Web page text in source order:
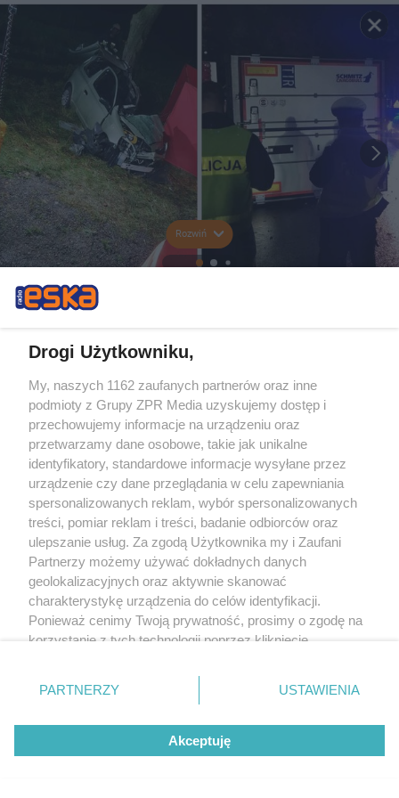
Rozwiń
Drogi Użytkowniku,
My, naszych 1162 zaufanych partnerów oraz inne
podmioty z Grupy ZPR Media uzyskujemy dostęp i
przechowujemy informacje na urządzeniu oraz
przetwarzamy dane osobowe, takie jak unikalne
identyfikatory, standardowe informacje wysyłane przez
urządzenie czy dane przeglądania w celu zapewniania
spersonalizowanych reklam, wybór spersonalizowanych
treści, pomiar reklam i treści, badanie odbiorców oraz
ulepszanie usług. Za zgodą Użytkownika my i Zaufani
Partnerzy możemy używać dokładnych danych
geolokalizacyjnych oraz aktywnie skanować
charakterystykę urządzenia do celów identyfikacji.
Ponieważ cenimy Twoją prywatność, prosimy o zgodę na
korzystanie z tych technologii poprzez kliknięcie
zmienić/wycofać klikając przycisk ustawień prywatności
znajdujący się w lewym dolnym rogu strony
rodzaje przetwarzania danych nie wymagają zgody
użytkownika, ale masz prawo sprzeciwić się takiemu
przetwarzaniu. Preferencje będą miały zastosowanie tylko
PARTNERZY USTAWIENIA
Akceptuję